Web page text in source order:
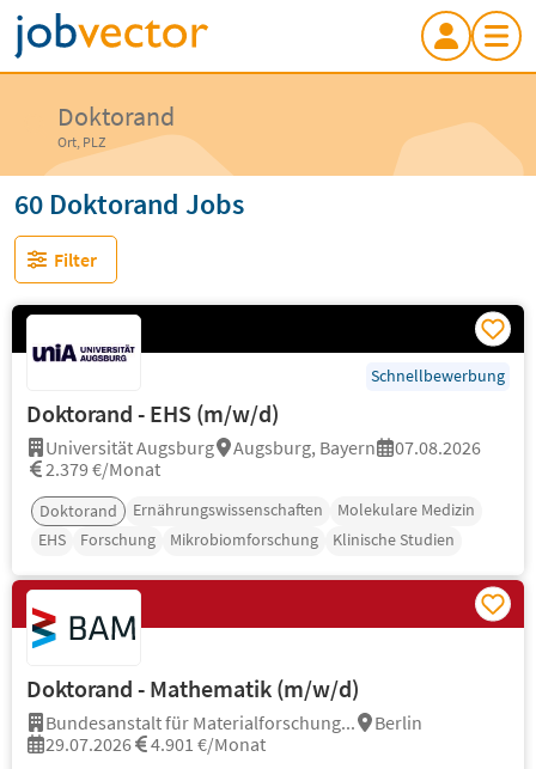
Doktorand
Ort, PLZ
60 Doktorand Jobs
Filter
Schnellbewerbung
Doktorand - EHS (m/w/d)
Universität Augsburg Augsburg, Bayern
07.08.2026
2.379 €/Monat
Doktorand Ernährungswissenschaften
Molekulare Medizin
EHS
Forschung Mikrobiomforschung Klinische Studien
Doktorand - Mathematik (m/w/d)
Bundesanstalt für Materialforschung...
Berlin
29.07.2026
4.901 €/Monat